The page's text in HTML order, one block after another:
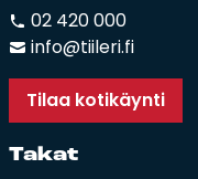
02 420 000
info@tiileri.fi
Tilaa kotikäynti
Ta­kat